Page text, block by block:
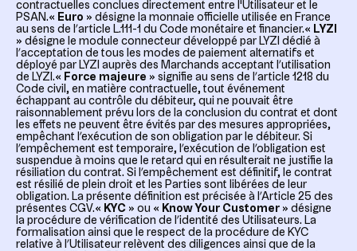
contractuelles conclues directement entre l'Utilisateur et le
PSAN.« Euro » désigne la monnaie officielle utilisée en France
au sens de l’article L.111-1 du Code monétaire et financier.« LYZI
» désigne le module connecteur développé par LYZI dédié à
l’acceptation de tous les modes de paiement alternatifs et
déployé par LYZI auprès des Marchands acceptant l’utilisation
de LYZI.« Force majeure » signifie au sens de l’article 1218 du
Code civil, en matière contractuelle, tout événement
échappant au contrôle du débiteur, qui ne pouvait être
raisonnablement prévu lors de la conclusion du contrat et dont
les effets ne peuvent être évités par des mesures appropriées,
empêchant l’exécution de son obligation par le débiteur. Si
l’empêchement est temporaire, l’exécution de l’obligation est
suspendue à moins que le retard qui en résulterait ne justifie la
résiliation du contrat. Si l’empêchement est définitif, le contrat
est résilié de plein droit et les Parties sont libérées de leur
obligation. La présente définition est précisée à l’Article 25 des
présentes CGV.« KYC » ou « Know Your Customer » désigne
la procédure de vérification de l’identité des Utilisateurs. La
formalisation ainsi que le respect de la procédure de KYC
relative à l’Utilisateur relèvent des diligences ainsi que de la